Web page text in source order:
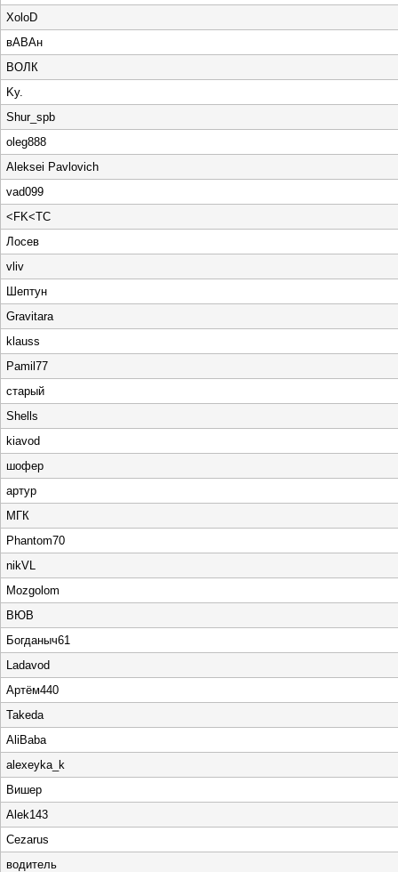
XoloD
вАВАн
ВОЛК
Ky.
Shur_spb
oleg888
Aleksei Pavlovich
vad099
<FK<TC
Лосев
vliv
Шептун
Gravitara
klauss
Pamil77
старый
Shells
kiavod
шофер
артур
МГК
Phantom70
nikVL
Mozgolom
ВЮВ
Богданыч61
Ladavod
Артём440
Takeda
AliBaba
alexeyka_k
Вишер
Alek143
Cezarus
водитель